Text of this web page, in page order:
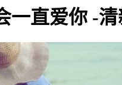
一直爱你 -